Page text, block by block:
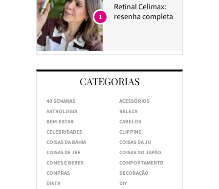
Retinal Celimax:
resenha completa
1
CATEGORIAS
40 SEMANAS
ACESSÓRIOS
ASTROLOGIA
BELEZA
BEM-ESTAR
CABELOS
CELEBRIDADES
CLIPPING
COISAS DA BAHIA
COISAS DA JU
COISAS DE JEE
COISAS DO JAPÃO
COMES E BEBES
COMPORTAMENTO
COMPRAS
DECORAÇÃO
DIETA
DIY